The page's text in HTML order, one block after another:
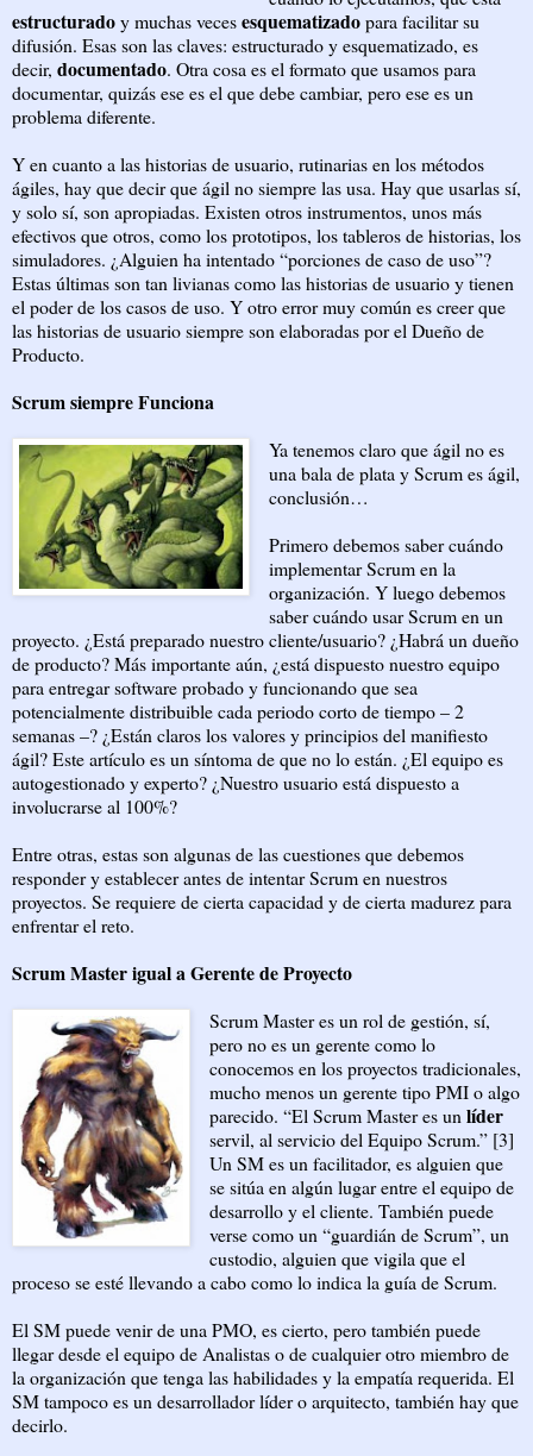
estructuradoy muchas vecesesquematizadopara facilitar su
difusión. Esas son las claves: estructurado y esquematizado, es
decir, documentado. Otra cosa es el formato que usamos para
documentar, quizás ese es el que debe cambiar, pero ese es un
problema diferente.
Y en cuanto a las historias de usuario, rutinarias en los métodos
ágiles, hay que decir que ágil no siempre las usa. Hay que usarlas sí,
y solo sí, son apropiadas. Existen otros instrumentos, unos más
efectivos que otros, como los prototipos, los tableros de historias, los
simuladores. ¿Alguien ha intentado “porciones de caso de uso”?
Estas últimas son tan livianas como las historias de usuario y tienen
el poder de los casos de uso. Y otro error muy común es creer que
las historias de usuario siempre son elaboradas por el Dueño de
Producto.
Scrum siempre Funciona
Ya tenemos claro que ágil no es
una bala de plata y Scrum es ágil,
conclusión…
Primero debemos saber cuándo
implementar Scrum en la
organización. Y luego debemos
saber cuándo usar Scrum en un
proyecto. ¿Está preparado nuestro cliente/usuario? ¿Habrá un dueño
de producto? Más importante aún, ¿está dispuesto nuestro equipo
para entregar software probado y funcionando que sea
potencialmente distribuible cada periodo corto de tiempo – 2
semanas –? ¿Están claros los valores y principios del manifiesto
ágil? Este artículo es un síntoma de que no lo están. ¿El equipo es
autogestionado y experto? ¿Nuestro usuario está dispuesto a
involucrarse al 100%?
Entre otras, estas son algunas de las cuestiones que debemos
responder y establecer antes de intentar Scrum en nuestros
proyectos. Se requiere de cierta capacidad y de cierta madurez para
enfrentar el reto.
Scrum Master igual a Gerente de Proyecto
Scrum Master es un rol de gestión, sí,
pero no es un gerente como lo
conocemos en los proyectos tradicionales,
mucho menos un gerente tipo PMI o algo
parecido. “El Scrum Master es un líder
servil, al servicio del Equipo Scrum.” [3]
Un SM es un facilitador, es alguien que
se sitúa en algún lugar entre el equipo de
desarrollo y el cliente. También puede
verse como un “guardián de Scrum”, un
custodio, alguien que vigila que el
proceso se esté llevando a cabo como lo indica la guía de Scrum.
El SM puede venir de una PMO, es cierto, pero también puede
llegar desde el equipo de Analistas o de cualquier otro miembro de
la organización que tenga las habilidades y la empatía requerida. El
SM tampoco es un desarrollador líder o arquitecto, también hay que
decirlo.